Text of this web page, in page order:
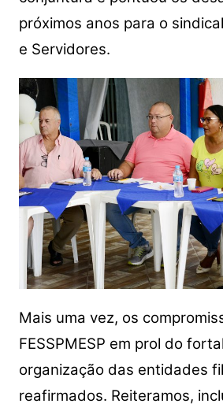
próximos anos para o
e Servidores.
Mais uma vez, os
FESSPMESP em prol do
organização das entidades
reafirmados. Reiteramos,